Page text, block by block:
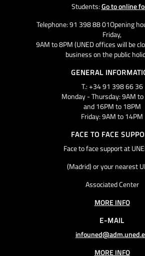
Students:Go to online
Telephone: 91 398 88 01Opening
Friday,
9AM to 8PM (UNED offices will be
business on the public
GENERAL
T.: +34 91 398 66 36
Monday - Thursday: 9AM
and 16PM to 18PM
Friday: 9AM to 14PM
FACE TO FACE
Face to face support at
(Madrid) or your nearest
Associated Center
MORE INFO
E-MAIL
MORE INFO